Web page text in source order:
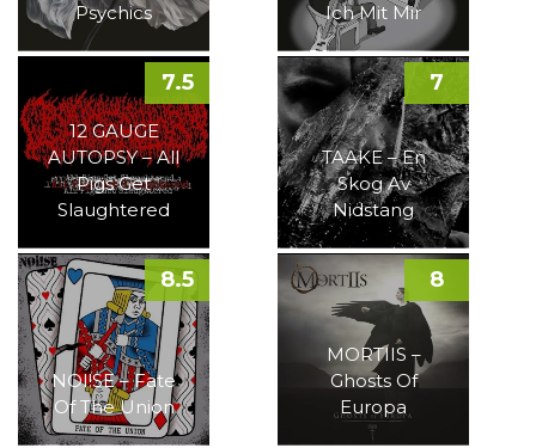
Psychics
Ich Mit Mir
12 GAUGE
AUTOPSY – All
Pigs Get
Slaughtered
7.5
TAAKE – En
Skog Av
Nidstang
7
NOI!SE – Fate
Of The Union
8.5
MORTIIS –
Ghosts Of
Europa
8